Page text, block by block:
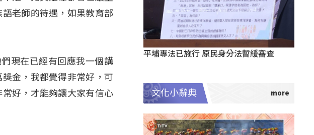
老師的待遇，如果教育部
現在已經有回應我一個講
金，我都覺得非常好，可
好，才能夠讓大家有信心
平埔專法已施行 原民身分法暫緩審查
文化小辭典